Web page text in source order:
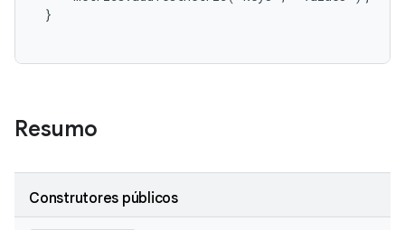
}
Resumo
Construtores públicos